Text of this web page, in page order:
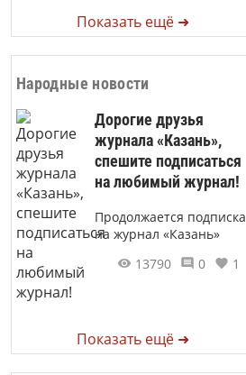
Показать ещё ➜
Народные новости
Дорогие друзья
журнала «Казань»,
спешите подписаться
на любимый журнал!
Продолжается подписка
на журнал «Казань»
13790
0 1
Показать ещё ➜